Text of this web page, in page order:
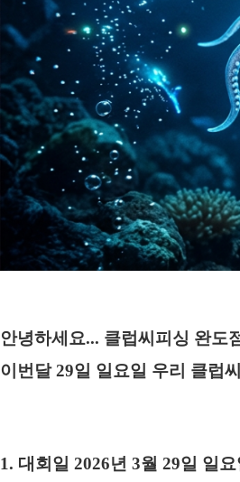
안녕하세요... 클럽씨피싱 완도
이번달29일 일요일 우리 클럽
1. 대회일 2026년 3월 29일 일요